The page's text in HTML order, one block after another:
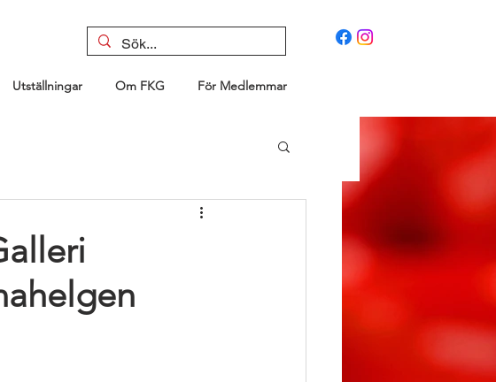
Utställningar Om FKG För Medlemmar